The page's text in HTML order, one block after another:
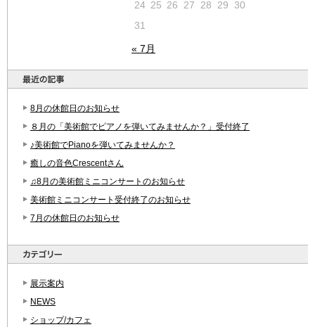
« 7月
24 25 26 27 28 29
30
31
8月の休館日のお知らせ
８月の「美術館でピアノを弾いてみませんか？」受付終了
♪美術館でPianoを弾いてみませんか？
癒しの音色Crescentさん
♫8月の美術館ミニコンサートのお知らせ
美術館ミニコンサート受付終了のお知らせ
7月の休館日のお知らせ
展示案内
NEWS
ショップ/カフェ